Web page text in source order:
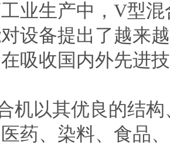
生产中，V型混
设备提出了越来
吸收国内外先进
以其优良的结构
药、染料、食品